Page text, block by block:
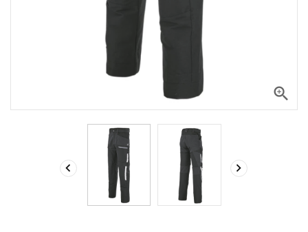

 